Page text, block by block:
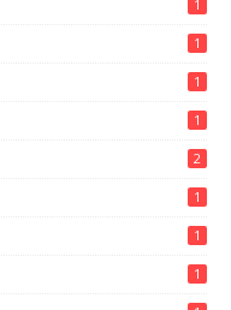
1
1
1
1
2
1
1
1